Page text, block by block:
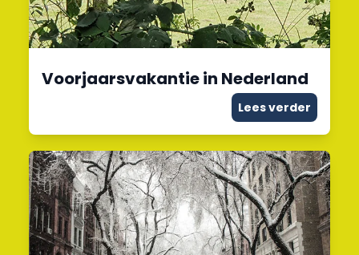
Voorjaarsvakantie in Nederland
Lees verder